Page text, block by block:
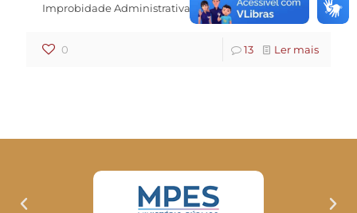
Improbidade Administrativa […]
0 13 Ler mais